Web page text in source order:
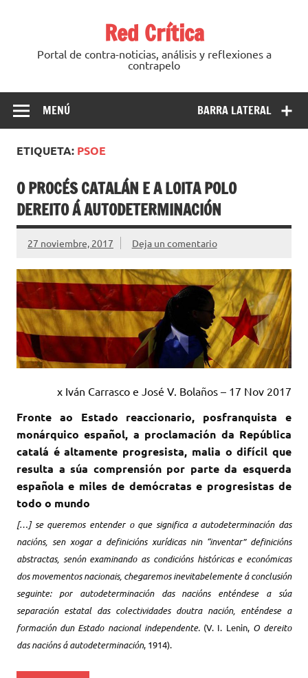
Red Crítica
Portal de contra-noticias, análisis y reflexiones a
contrapelo
BARRA LATERAL
MENÚ
ETIQUETA: PSOE
O PROCÉS CATALÁN E A LOITA POLO
DEREITO Á AUTODETERMINACIÓN
27 noviembre, 2017 Deja un comentario
x Iván Carrasco e José V. Bolaños – 17 Nov 2017
Fronte ao Estado reaccionario, posfranquista e
monárquico español, a proclamación da República
catalá é altamente progresista, malia o difícil que
resulta a súa comprensión por parte da esquerda
española e miles de demócratas e progresistas de
todo o mundo
[…] se queremos entender o que significa a autodeterminación das
nacións, sen xogar a definicións xurídicas nin “inventar” definicións
abstractas, senón examinando as condicións históricas e económicas
dos movementos nacionais, chegaremos inevitabelemente á conclusión
seguinte: por autodeterminación das nacións enténdese a súa
separación estatal das colectividades doutra nación, enténdese a
formación dun Estado nacional independente.(V. I. Lenin, O dereito
das nacións á autodeterminación, 1914).